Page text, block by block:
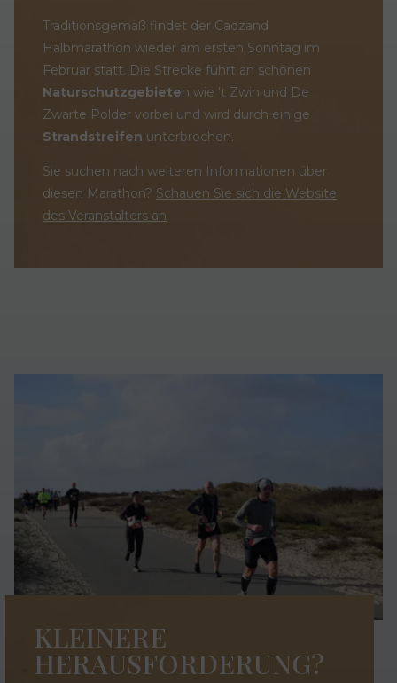
Traditionsgemäß findet der Cadzand
Halbmarathon wieder am ersten Sonntag im
Februar statt. Die Strecke führt an schönen
Naturschutzgebieten wie 't Zwin und De
Zwarte Polder vorbei und wird durch einige
Strandstreifen unterbrochen.
Sie suchen nach weiteren Informationen über
diesen Marathon? Schauen Sie sich die Website
des Veranstalters an
KLEINERE
HERAUSFORDERUNG?